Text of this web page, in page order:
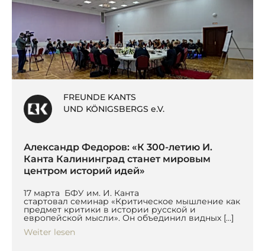
FREUNDE KANTS
UND KÖNIGSBERGS e.V.
Александр Федоров: «К 300-летию И.
Канта Калининград станет мировым
центром историй идей»
17 марта БФУ им. И. Канта
стартовал семинар «Критическое мышление как
предмет критики в истории русской и
европейской мысли». Он объединил видных […]
Weiter lesen